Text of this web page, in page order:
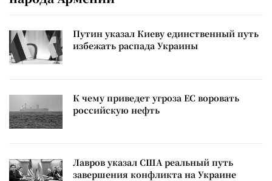
Путин указал Киеву единственный путь
избежать распада Украины
К чему приведет угроза ЕС воровать
российскую нефть
Лавров указал США реальный путь
завершения конфликта на Украине